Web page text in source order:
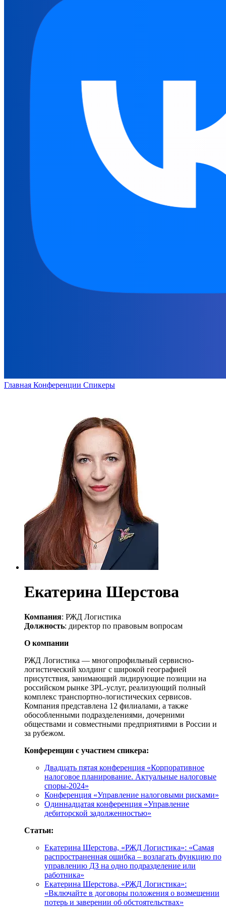
Главная Конференции Спикеры
Екатерина Шерстова
Компания: РЖД Логистика
Должность: директор по правовым вопросам
О компании
РЖД Логистика — многопрофильный сервисно-
логистический холдинг с широкой географией
присутствия, занимающий лидирующие позиции на
российском рынке 3PL-услуг, реализующий полный
комплекс транспортно-логистических сервисов.
Компания представлена 12 филиалами, а также
обособленными подразделениями, дочерними
обществами и совместными предприятиями в России и
за рубежом.
Конференции с участием спикера:
Двадцать пятая конференция «Корпоративное
налоговое планирование. Актуальные налоговые
споры-2024»
Конференция «Управление налоговыми рисками»
Одиннадцатая конференция «Управление
дебиторской задолженностью»
Статьи:
Екатерина Шерстова, «РЖД Логистика»: «Самая
распространенная ошибка – возлагать функцию по
управлению ДЗ на одно подразделение или
работника»
Екатерина Шерстова, «РЖД Логистика»:
«Включайте в договоры положения о возмещении
потерь и заверении об обстоятельствах»